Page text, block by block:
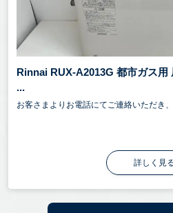
Rinnai RUX-A2013G 都市ガス用
...
お客さまよりお電話にてご連絡いただき
詳しく見